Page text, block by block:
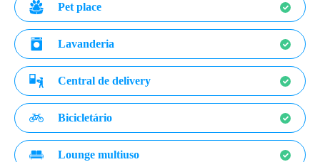
Pet place
Lavanderia
Central de delivery
Bicicletário
Lounge multiuso